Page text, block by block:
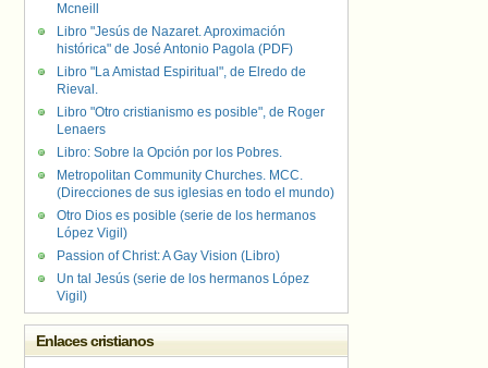
Mcneill
Libro "Jesús de Nazaret. Aproximación
histórica" de José Antonio Pagola (PDF)
Libro "La Amistad Espiritual", de Elredo de
Rieval.
Libro "Otro cristianismo es posible", de Roger
Lenaers
Libro: Sobre la Opción por los Pobres.
Metropolitan Community Churches. MCC.
(Direcciones de sus iglesias en todo el mundo)
Otro Dios es posible (serie de los hermanos
López Vigil)
Passion of Christ: A Gay Vision (Libro)
Un tal Jesús (serie de los hermanos López
Vigil)
Enlaces cristianos